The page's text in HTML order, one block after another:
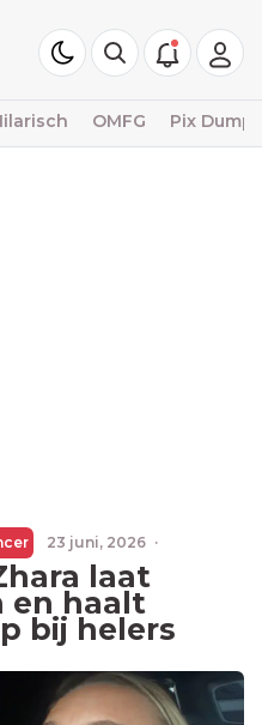
OMFG Pix Dump
23 juni, 2026 ·
laat
en haalt
bij helers